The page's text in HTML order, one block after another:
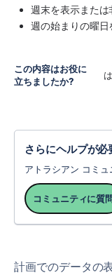
週末を表示または
週の始まりの曜日
この内容はお役に
立ちましたか?
さらにヘルプが必
アトラシアン コミュ
コミュニティに質
計画でのデータの